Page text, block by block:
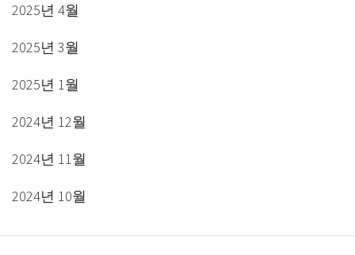
2025년 4월
2025년 3월
2025년 1월
2024년 12월
2024년 11월
2024년 10월